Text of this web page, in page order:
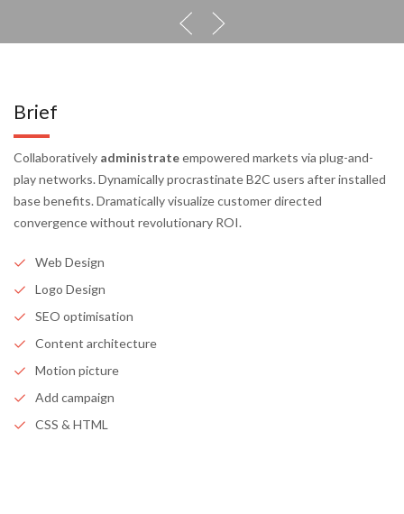
Brief
Collaboratively administrateempowered markets via plug-and-
play networks. Dynamically procrastinate B2C users after installed
base benefits. Dramatically visualize customer directed
convergence without revolutionary ROI.
Web Design
Logo Design
SEO optimisation
Content architecture
Motion picture
Add campaign
CSS & HTML